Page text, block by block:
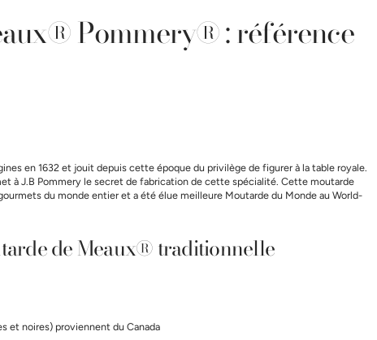
Pommery® : référence
en 1632 et jouit depuis cette époque du privilège de figurer à la table royale.
à J.B Pommery le secret de fabrication de cette spécialité. Cette moutarde
du monde entier et a été élue meilleure Moutarde du Monde au World-
de Meaux® traditionnelle
et noires) proviennent du Canada